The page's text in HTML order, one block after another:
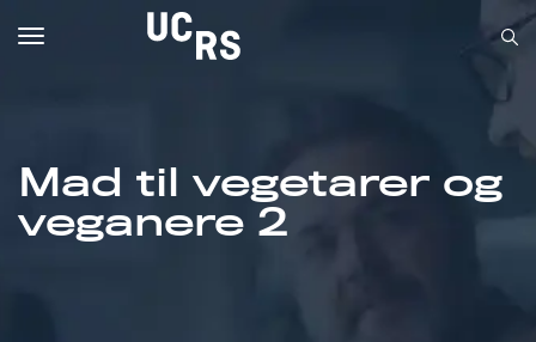
Mad til vegetarer og
veganere 2